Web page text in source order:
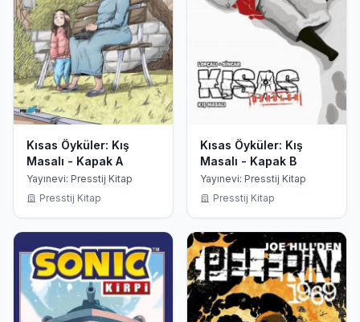
Kısas Öyküler: Kış
Masalı - Kapak A
Yayınevi: Presstij Kitap
Presstij Kitap
Kısas Öyküler: Kış
Masalı - Kapak B
Yayınevi: Presstij Kitap
Presstij Kitap